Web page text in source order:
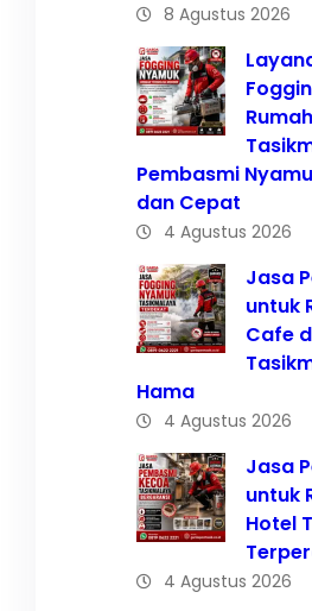
8 Agustus 2026
Pembasmi
dan Cepat
4 Agustus 2026
Jasa
untuk
Cafe
Hama
4 Agustus 2026
Jasa
untuk
Hotel
4 Agustus 2026